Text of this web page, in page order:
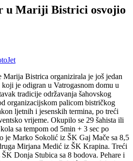
u Mariji Bistrici osvojio
Marija Bistrica organizirala je još jedan
je odigran u Vatrogasnom domu u
tradicije održavanja šahovskog
organizacijskom palicom bistričkog
ljetnih i jesenskih termina, po treći
vrijeme. Okupilo se 29 šahista ili
sa tempom od 5min + 3 sec po
je Marko Sokolić iz ŠK Gaj Mače sa 8,5
Mirjana Medić iz ŠK Krapina. Treći
Donja Stubica sa 8 bodova. Pehare i